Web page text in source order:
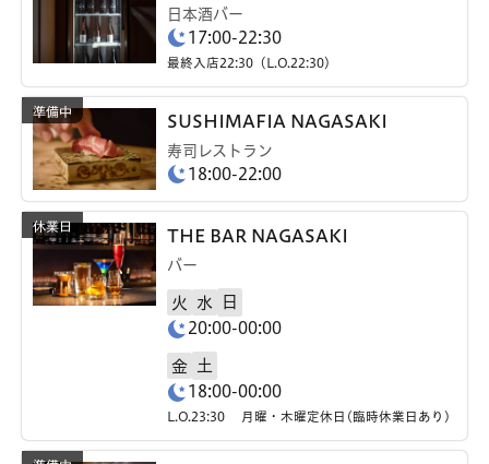
日本酒バー
17:00-22:30
最終入店22:30（L.O.22:30）
SUSHIMAFIA NAGASAKI
寿司レストラン
18:00-22:00
THE BAR NAGASAKI
バー
火 水
日
20:00-00:00
金
土
18:00-00:00
L.O.23:30 月曜・木曜定休日(臨時休業日あり)